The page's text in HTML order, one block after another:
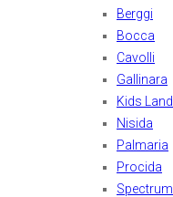
Berggi
Bocca
Cavolli
Gallinara
Kids Land
Nisida
Palmaria
Procida
Spectrum